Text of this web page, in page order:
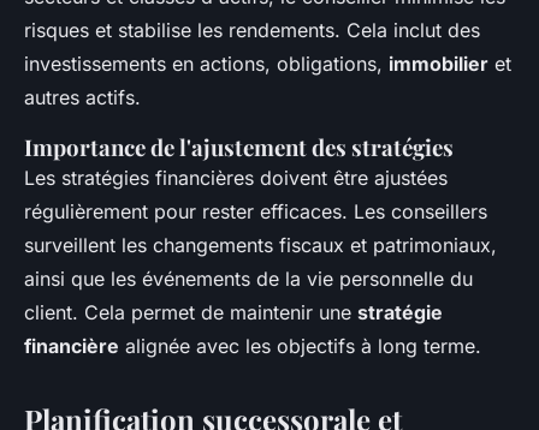
risques et stabilise les rendements. Cela inclut des
investissements en actions, obligations, immobilier et
autres actifs.
Importance de l'ajustement des stratégies
Les stratégies financières doivent être ajustées
régulièrement pour rester efficaces. Les conseillers
surveillent les changements fiscaux et patrimoniaux,
ainsi que les événements de la vie personnelle du
client. Cela permet de maintenir une stratégie
financière alignée avec les objectifs à long terme.
Planification successorale et